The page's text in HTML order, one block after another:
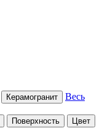
Керамогранит
Весь
Поверхность
Цвет